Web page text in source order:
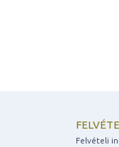
Felvételi